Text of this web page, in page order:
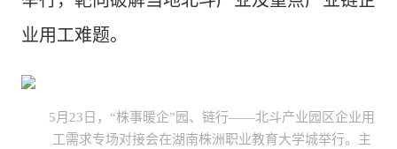
业用工难题。
5月23日，“株事暖企”园、链行——北斗产业园区企业用
工需求专场对接会在湖南株洲职业教育大学城举行。主